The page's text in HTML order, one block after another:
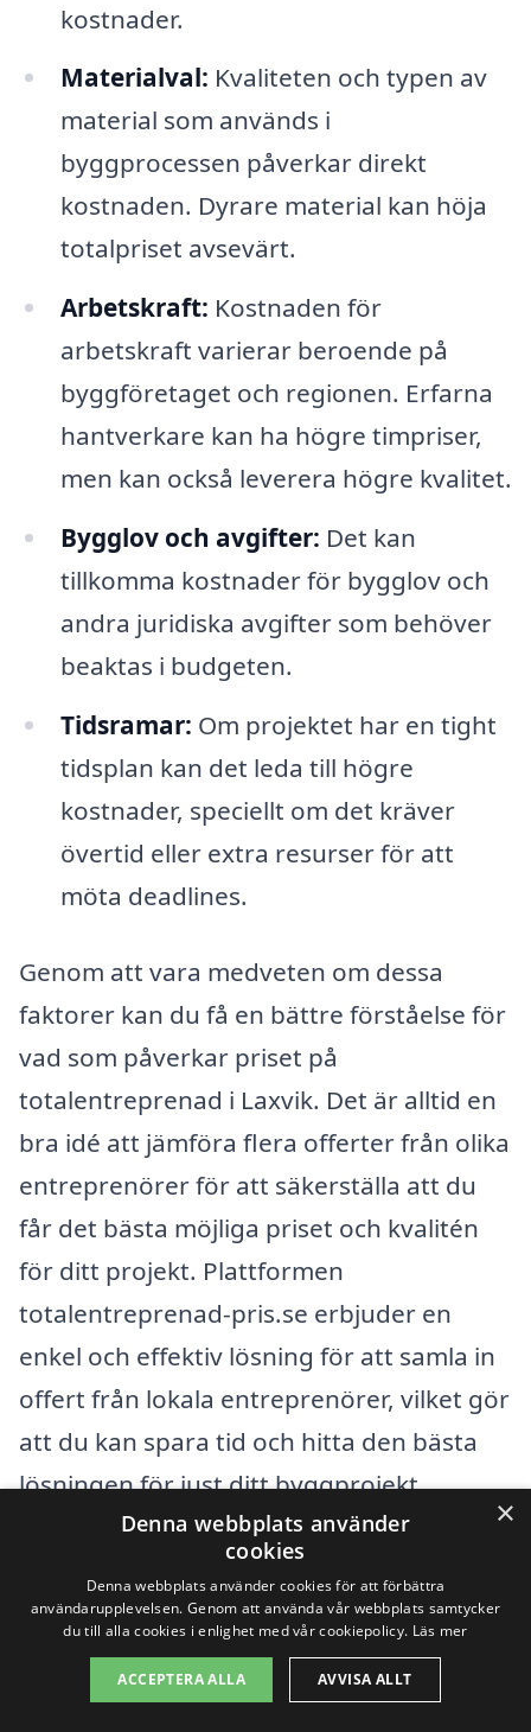
kostnader.
Materialval: Kvaliteten och typen av
material som används i
byggprocessen påverkar direkt
kostnaden. Dyrare material kan höja
totalpriset avsevärt.
Arbetskraft: Kostnaden för
arbetskraft varierar beroende på
byggföretaget och regionen. Erfarna
hantverkare kan ha högre timpriser,
men kan också leverera högre kvalitet.
Bygglov och avgifter: Det kan
tillkomma kostnader för bygglov och
andra juridiska avgifter som behöver
beaktas i budgeten.
Tidsramar: Om projektet har en tight
tidsplan kan det leda till högre
kostnader, speciellt om det kräver
övertid eller extra resurser för att
möta deadlines.
Genom att vara medveten om dessa
faktorer kan du få en bättre förståelse för
vad som påverkar priset på
totalentreprenad i Laxvik. Det är alltid en
bra idé att jämföra flera offerter från olika
entreprenörer för att säkerställa att du
får det bästa möjliga priset och kvalitén
för ditt projekt. Plattformen
totalentreprenad-pris.se erbjuder en
enkel och effektiv lösning för att samla in
offert från lokala entreprenörer, vilket gör
att du kan spara tid och hitta den bästa
lösningen för just ditt byggprojekt.
Att förstå alla aspekter av
totalentreprenad kan hjälpa dig i din
planering och genomförande. Genom att
ta hänsyn till de olika kostnadsposterna
×
Denna webbplats använder
cookies
Denna webbplats använder cookies för att förbättra
användarupplevelsen. Genom att använda vår webbplats samtycker
du till alla cookies i enlighet med vår cookiepolicy. Läs mer
ACCEPTERA ALLA AVVISA ALLT